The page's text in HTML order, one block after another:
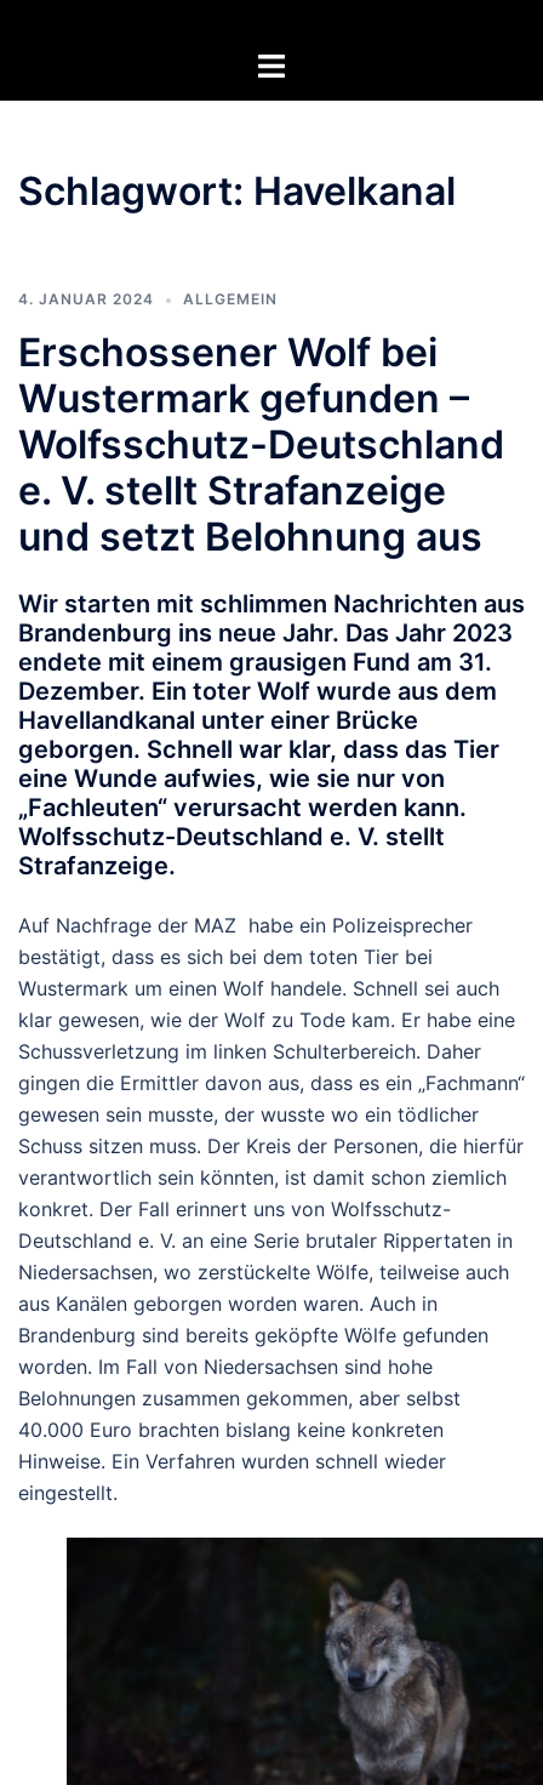
Menü
Schlagwort: Havelkanal
4. JANUAR 2024 ALLGEMEIN
Erschossener Wolf bei
Wustermark gefunden –
Wolfsschutz-Deutschland
e. V. stellt Strafanzeige
und setzt Belohnung aus
Wir starten mit schlimmen Nachrichten aus
Brandenburg ins neue Jahr. Das Jahr 2023
endete mit einem grausigen Fund am 31.
Dezember. Ein toter Wolf wurde aus dem
Havellandkanal unter einer Brücke
geborgen. Schnell war klar, dass das Tier
eine Wunde aufwies, wie sie nur von
„Fachleuten“ verursacht werden kann.
Wolfsschutz-Deutschland e. V. stellt
Strafanzeige.
Auf Nachfrage der MAZ habe ein Polizeisprecher
bestätigt, dass es sich bei dem toten Tier bei
Wustermark um einen Wolf handele. Schnell sei auch
klar gewesen, wie der Wolf zu Tode kam. Er habe eine
Schussverletzung im linken Schulterbereich. Daher
gingen die Ermittler davon aus, dass es ein „Fachmann“
gewesen sein musste, der wusste wo ein tödlicher
Schuss sitzen muss. Der Kreis der Personen, die hierfür
verantwortlich sein könnten, ist damit schon ziemlich
konkret. Der Fall erinnert uns von Wolfsschutz-
Deutschland e. V. an eine Serie brutaler Rippertaten in
Niedersachsen, wo zerstückelte Wölfe, teilweise auch
aus Kanälen geborgen worden waren. Auch in
Brandenburg sind bereits geköpfte Wölfe gefunden
worden. Im Fall von Niedersachsen sind hohe
Belohnungen zusammen gekommen, aber selbst
40.000 Euro brachten bislang keine konkreten
Hinweise. Ein Verfahren wurden schnell wieder
eingestellt.